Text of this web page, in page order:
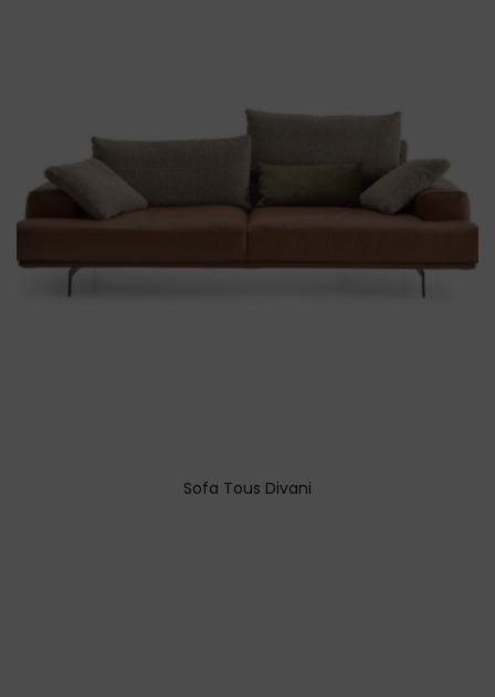
Sofa Tous Divani